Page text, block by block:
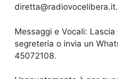
diretta@radiovocelibera.it.
Messaggi e Vocali:
segreteria o invia un
45072108.